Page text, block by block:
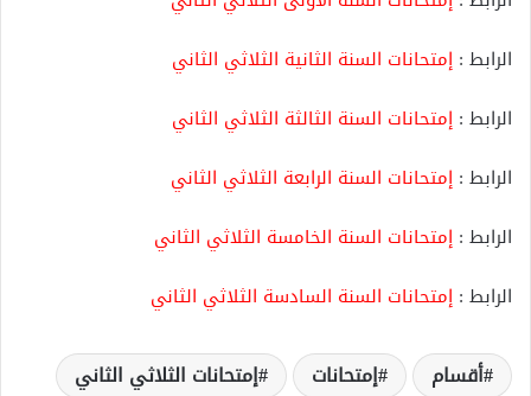
الرابط : إمتحانات السنة الثانية الثلاثي الثاني
الرابط : إمتحانات السنة الثالثة الثلاثي الثاني
الرابط : إمتحانات السنة الرابعة الثلاثي الثاني
الرابط : إمتحانات السنة الخامسة الثلاثي الثاني
الرابط : إمتحانات السنة السادسة الثلاثي الثاني
أقسام إمتحانات
إمتحانات الثلاثي الثاني